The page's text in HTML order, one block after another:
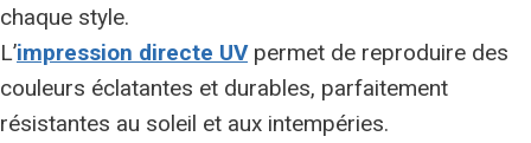
chaque style.
L’impression directe UVpermet de reproduire des
couleurs éclatantes et durables, parfaitement
résistantes au soleil et aux intempéries.